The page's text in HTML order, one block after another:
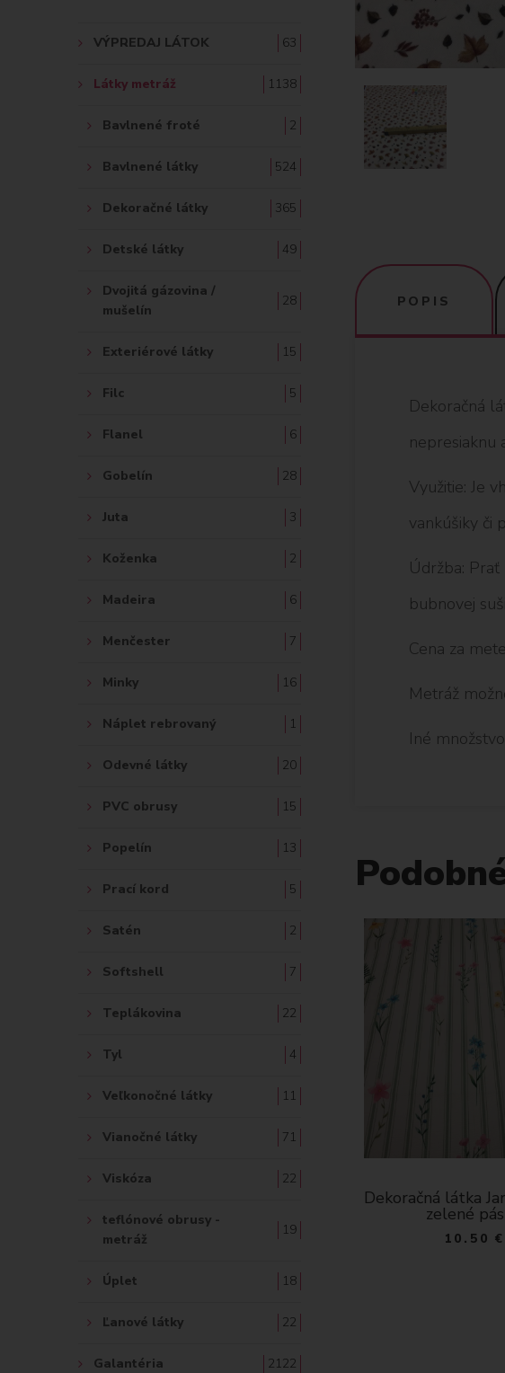
POPIS
Dekoračná
nepresiaknu
Využitie: Je
vankúšiky či
Údržba:
bubnovej
Cena za
Metráž
Iné
Dekoračná látka
zelené
10.50 €
Ť
:
VÝPREDAJ LÁTOK 63
Látky metráž 1138
Bavlnené froté 2
Bavlnené látky 524
Dekoračné látky 365
Detské látky 49
Dvojitá gázovina /
mušelín
28
Exteriérové látky 15
Filc 5
Flanel 6
Gobelín 28
Juta 3
Koženka 2
Madeira 6
Menčester 7
Minky 16
Náplet rebrovaný 1
Odevné látky 20
PVC obrusy 15
Popelín 13
Prací kord 5
Satén 2
Softshell 7
Teplákovina 22
Tyl 4
Veľkonočné látky 11
Vianočné látky 71
Viskóza 22
teflónové obrusy -
metráž
19
Úplet 18
Ľanové látky 22
Galantéria 2122